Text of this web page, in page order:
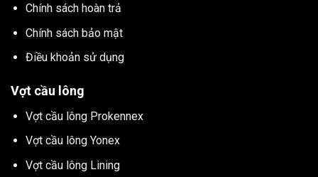
Chính sách hoàn trả
Chính sách bảo mật
Điều khoản sử dụng
Vợt cầu lông
Vợt cầu lông Prokennex
Vợt cầu lông Yonex
Vợt cầu lông Lining